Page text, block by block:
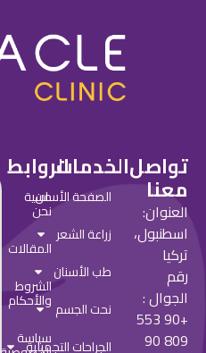
تواصل
معنا
العنوان:
اسطنبول،
تركيا
رقم
الجوال :
+90 553
809 90
الخدمات
الصفحة الأساسية
زراعة الشعر
طب الأسنان
نحت الجسم
الجراحات التجميلية
الروابط
من
نحن
المقالات
الشروط
والأحكام
سياسة